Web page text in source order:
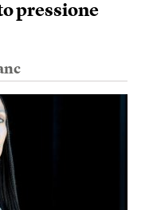
pressione